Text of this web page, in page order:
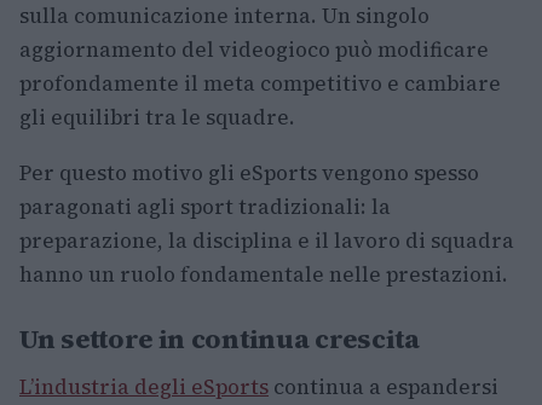
sulla comunicazione interna. Un singolo
aggiornamento del videogioco può modificare
profondamente il meta competitivo e cambiare
gli equilibri tra le squadre.
Per questo motivo gli eSports vengono spesso
paragonati agli sport tradizionali: la
preparazione, la disciplina e il lavoro di squadra
hanno un ruolo fondamentale nelle prestazioni.
Un settore in continua crescita
L’industria degli eSports continua a espandersi